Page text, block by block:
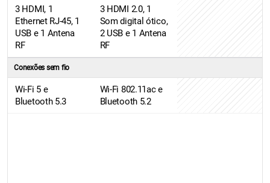
3 HDMI, 1
Ethernet RJ-45, 1
USB e 1 Antena
RF
3 HDMI 2.0, 1
Som digital ótico,
2 USB e 1 Antena
RF
Conexões sem fio
Wi-Fi 5 e
Bluetooth 5.3
Wi-Fi 802.11ac e
Bluetooth 5.2